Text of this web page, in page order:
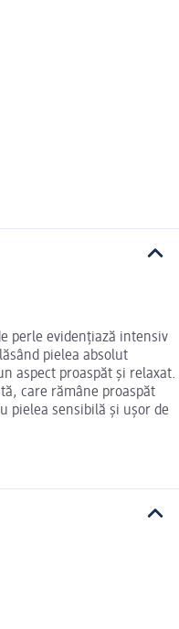
perle evidențiază intensiv
pielea absolut
aspect proaspăt și relaxat.
care rămâne proaspăt
pielea sensibilă și ușor de